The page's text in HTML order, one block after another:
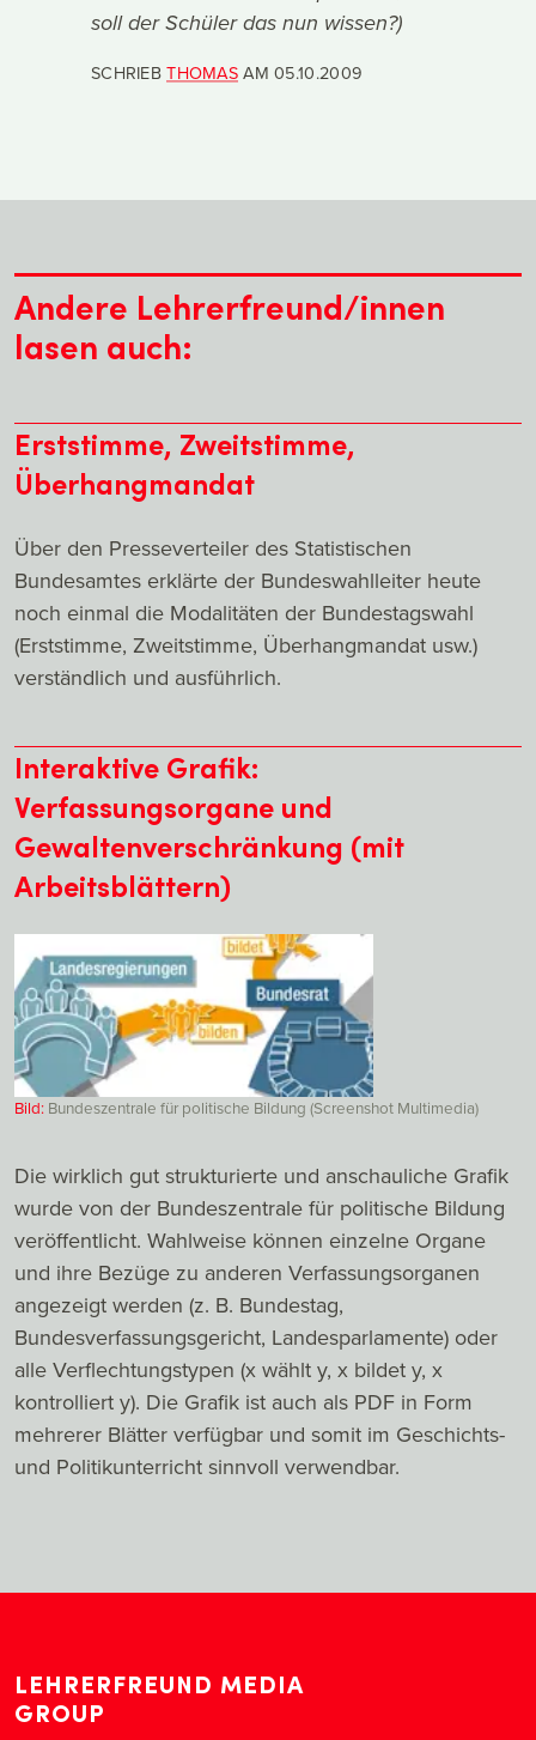
soll der Schüler das nun wissen?)
SCHRIEBTHOMASAM05.10.2009
Andere Lehrerfreund/innen
lasen auch:
Erststimme, Zweitstimme,
Überhangmandat
Über den Presseverteiler des Statistischen
Bundesamtes erklärte der Bundeswahlleiter heute
noch einmal die Modalitäten der Bundestagswahl
(Erststimme, Zweitstimme, Überhangmandat usw.)
verständlich und ausführlich.
Interaktive Grafik:
Verfassungsorgane und
Gewaltenverschränkung (mit
Arbeitsblättern)
Bild: Bundeszentrale für politische Bildung (Screenshot Multimedia)
Die wirklich gut strukturierte und anschauliche Grafik
wurde von der Bundeszentrale für politische Bildung
veröffentlicht. Wahlweise können einzelne Organe
und ihre Bezüge zu anderen Verfassungsorganen
angezeigt werden (z. B. Bundestag,
Bundesverfassungsgericht, Landesparlamente) oder
alle Verflechtungstypen (x wählt y, x bildet y, x
kontrolliert y). Die Grafik ist auch als PDF in Form
mehrerer Blätter verfügbar und somit im Geschichts-
und Politikunterricht sinnvoll verwendbar.
LEHRERFREUND MEDIA
GROUP